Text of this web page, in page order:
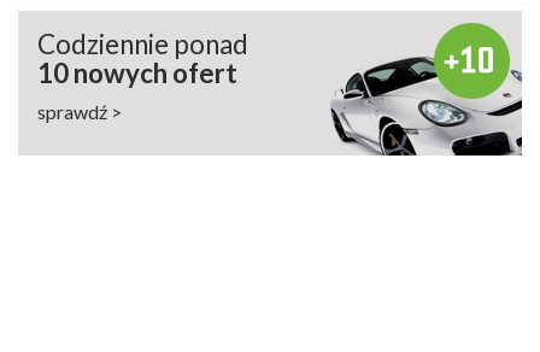
Codziennie ponad
10 nowych ofert
sprawdź >